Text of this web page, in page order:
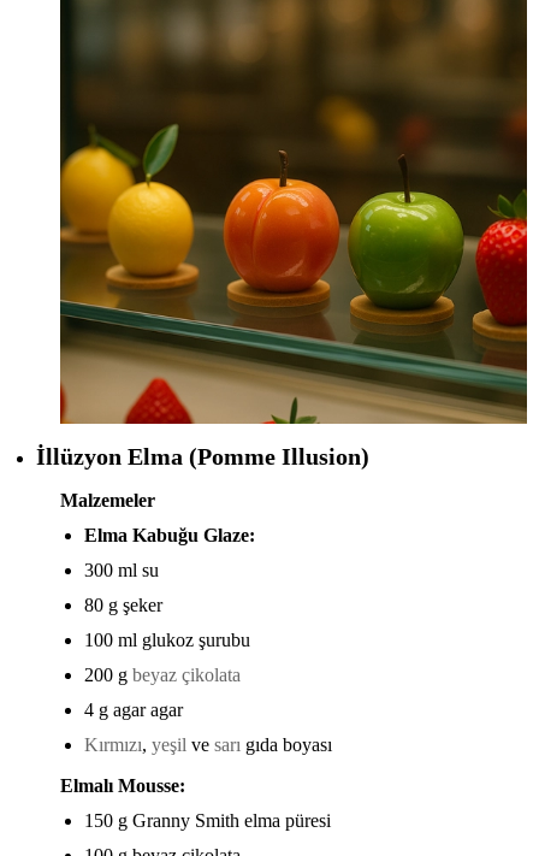
İllüzyon Elma (Pomme Illusion)
Malzemeler
Elma Kabuğu Glaze:
300 ml su
80 g şeker
100 ml glukoz şurubu
200 g beyaz çikolata
4 g agar agar
Kırmızı, yeşil ve sarı gıda boyası
Elmalı Mousse:
150 g Granny Smith elma püresi